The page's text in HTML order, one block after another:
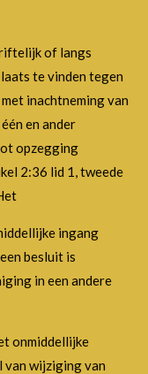
of langs
te vinden tegen
inachtneming van
en ander
opzegging
2:36 lid 1, tweede
ingang
besluit is
in een andere
onmiddellijke
van wijziging van